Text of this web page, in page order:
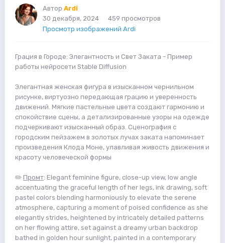
Автор Ardi
30 декабря, 2024
459 просмотров
Просмотр изображений Ardi
Грация в Городе: Элегантность и Свет Заката - Пример
работы нейросети Stable Diffusion
Элегантная женская фигура в изысканном чернильном
рисунке, виртуозно передающая грацию и уверенность
движений. Мягкие пастельные цвета создают гармонию и
спокойствие сцены, а детализированные узоры на одежде
подчеркивают изысканный образ. Сценография с
городским пейзажем в золотых лучах заката напоминает
произведения Клода Моне, улавливая живость движения и
красоту человеческой формы
✏️ Промт: Elegant feminine figure, close-up view, low angle
accentuating the graceful length of her legs, ink drawing, soft
pastel colors blending harmoniously to elevate the serene
atmosphere, capturing a moment of poised confidence as she
elegantly strides, heightened by intricately detailed patterns
on her flowing attire, set against a dreamy urban backdrop
bathed in golden hour sunlight, painted in a contemporary